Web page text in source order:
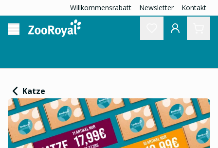
Willkommensrabatt Newsletter Kontakt
Katze